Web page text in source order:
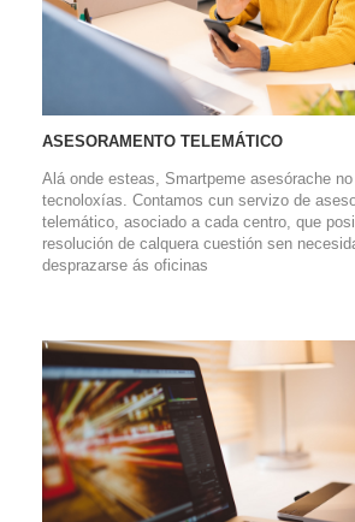
ASESORAMENTO TELEMÁTICO
Alá onde esteas, Smartpeme asesórache
tecnoloxías. Contamos cun servizo de
telemático, asociado a cada centro, que
resolución de calquera cuestión sen
desprazarse ás oficinas